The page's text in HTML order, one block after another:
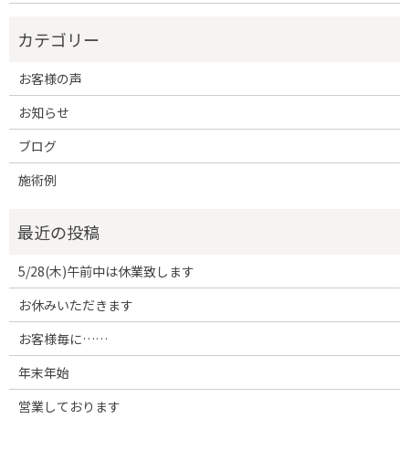
お客様の声
お知らせ
ブログ
施術例
5/28(木)午前中は休業致します
お休みいただきます
お客様毎に……
年末年始
営業しております